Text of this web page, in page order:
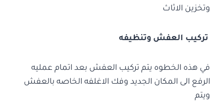
وتخزين الاثاث
تركيب العفش وتنظيفه
في هذه الخطوه يتم تركيب العفش بعد اتمام عمليه
الرفع الى المكان الجديد وفك الاغلفه الخاصه بالعفش
ويتم